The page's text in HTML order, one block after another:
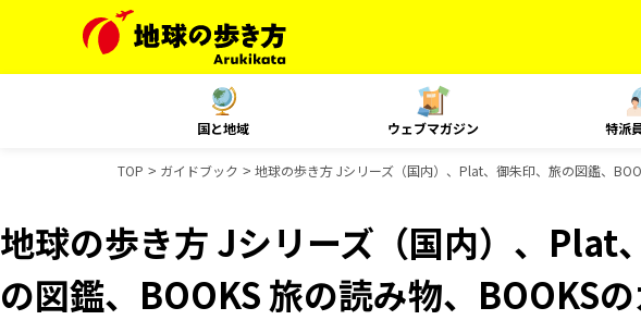
国と地域 ウェブマガジン 特派
TOP ガイドブック 地球の歩き方 Jシリーズ（国内）、Plat、御朱印、旅の図鑑、
地球の歩き方 Jシリーズ（国内）、Plat
の図鑑、BOOKS 旅の読み物、BOOKS